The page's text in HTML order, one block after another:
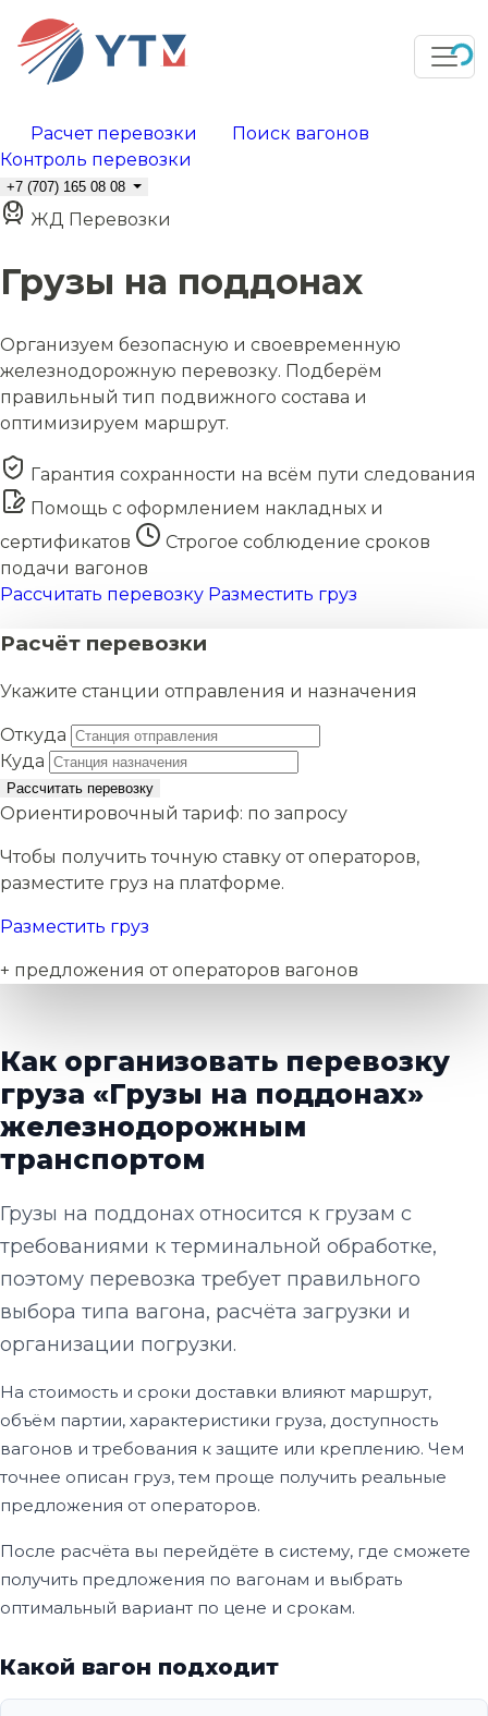
Расчет перевозки
Поиск вагонов
Контроль перевозки
+7 (707) 165 08 08
ЖД Перевозки
Грузы на поддонах
Организуем безопасную и своевременную
железнодорожную перевозку. Подберём
правильный тип подвижного состава и
оптимизируем маршрут.
Гарантия сохранности на всём пути следования
Помощь с оформлением накладных и
сертификатов
Строгое соблюдение сроков
подачи вагонов
Рассчитать перевозку Разместить груз
Расчёт перевозки
Укажите станции отправления и назначения
Откуда
Куда
Рассчитать перевозку
Ориентировочный тариф: по запросу
Чтобы получить точную ставку от операторов,
разместите груз на платформе.
Разместить груз
+ предложения от операторов вагонов
Как организовать перевозку
груза «Грузы на поддонах»
железнодорожным
транспортом
Грузы на поддонах относится к грузам с
требованиями к терминальной обработке,
поэтому перевозка требует правильного
выбора типа вагона, расчёта загрузки и
организации погрузки.
На стоимость и сроки доставки влияют маршрут,
объём партии, характеристики груза, доступность
вагонов и требования к защите или креплению. Чем
точнее описан груз, тем проще получить реальные
предложения от операторов.
После расчёта вы перейдёте в систему, где сможете
получить предложения по вагонам и выбрать
оптимальный вариант по цене и срокам.
Какой вагон подходит